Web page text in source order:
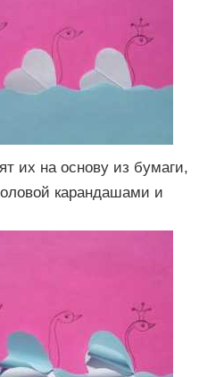
их на основу из бумаги,
карандашами и